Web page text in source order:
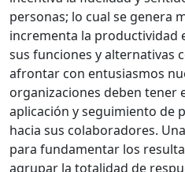
personas; lo cual se genera
incrementa la productividad
sus funciones y alternativas
afrontar con entusiasmos
organizaciones deben tener
aplicación y seguimiento de
hacia sus colaboradores.
para fundamentar los
agrupar la totalidad de